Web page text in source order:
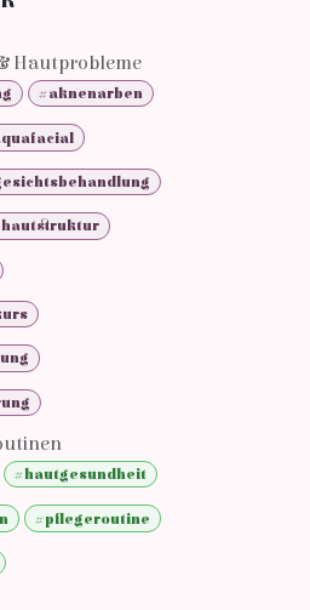
Hautprobleme
#aknenarben
#hautgesundheit
#pflegeroutine